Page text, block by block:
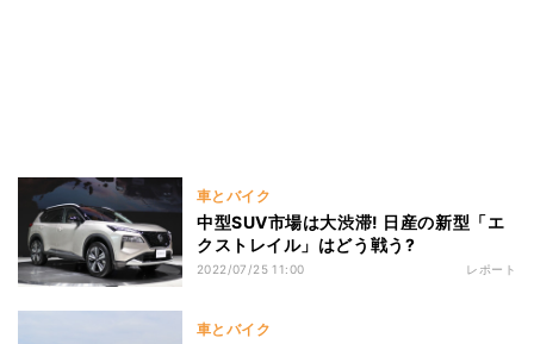
車とバイク
中型SUV市場は大渋滞! 日産の新型「エ
クストレイル」はどう戦う?
2022/07/25 11:00 レポート
車とバイク